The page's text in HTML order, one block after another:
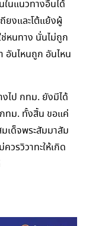
นแนวทางอื่นได้
ยงและโต้แย้งผู้
หนทาง นั่นไม่ถูก
อันไหนถูก อันไหน
ไป กทม. ยังมีได้
ทม. ทั้งสิ้น ขอแค่
เด็จพระสัมมาสัม
วรวิวาทะให้เกิด